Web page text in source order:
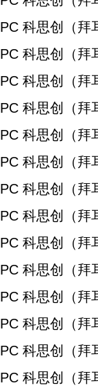
PC 科思创（拜
PC 科思创（拜
PC 科思创（拜
PC 科思创（拜
PC 科思创（拜
PC 科思创（拜
PC 科思创（拜
PC 科思创（拜
PC 科思创（拜
PC 科思创（拜
PC 科思创（拜
PC 科思创（拜
PC 科思创（拜
PC 科思创（拜